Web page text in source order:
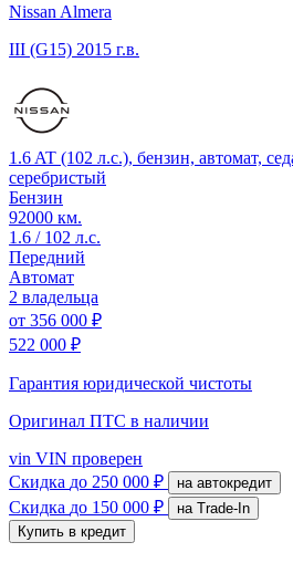
Nissan Almera
III (G15) 2015 г.в.
1.6 AT (102 л.с.), бензин, автомат,
серебристый
Бензин
92000 км.
1.6 / 102 л.с.
Передний
Автомат
2 владельца
от 356 000 ₽
522 000 ₽
Гарантия юридической чистоты
Оригинал ПТС в наличии
vin VIN проверен
Скидка до 250 000 ₽ на автокредит
Скидка до 150 000 ₽
на Trade-In
Купить в кредит